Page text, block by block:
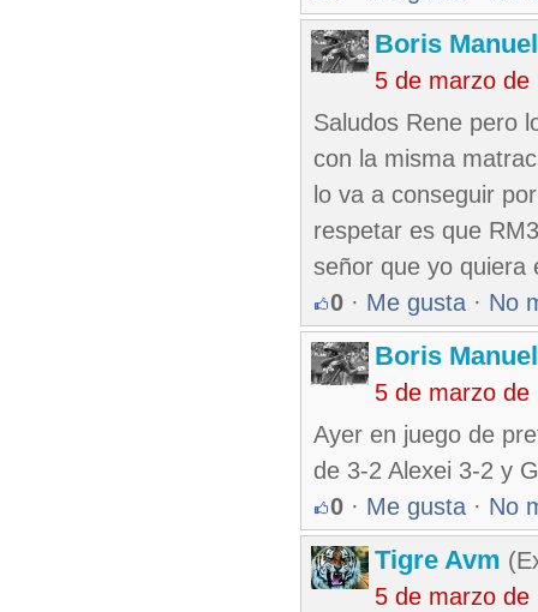
Boris
5 de marzo de
Saludos Rene pero
con la misma
lo va a conseguir
respetar es que
señor que yo quiera
0 · Me gusta · No
Boris
5 de marzo de
Ayer en juego de
de 3-2 Alexei 3-2 y
0 · Me gusta · No
Tigre Avm
5 de marzo de